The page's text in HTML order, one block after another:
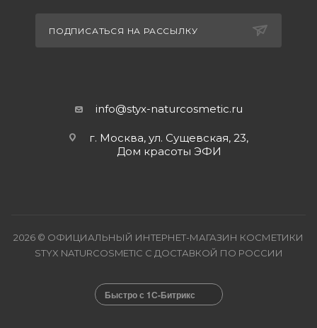
ПОДПИСАТЬСЯ НА РАССЫЛКУ
info@styx-naturcosmetic.ru
г. Москва, ул. Сущевская, 23,
Дом красоты ЭФИ
2026 © ОФИЦИАЛЬНЫЙ ИНТЕРНЕТ-МАГАЗИН КОСМЕТИКИ
STYX NATURCOSMETIC С ДОСТАВКОЙ ПО РОССИИ
Быстро с 1С-Битрикс